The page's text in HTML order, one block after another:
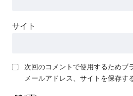
サイト
次回のコメントで使用するためブ
メールアドレス、サイトを保存す